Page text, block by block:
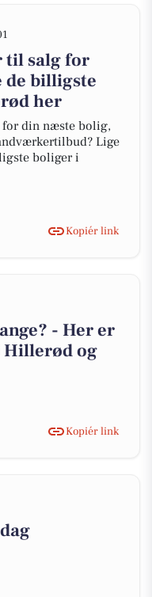
til salg for
de billigste
her
for din næste bolig,
Lige
boliger i
Kopiér link
- Her er
Hillerød og
Kopiér link